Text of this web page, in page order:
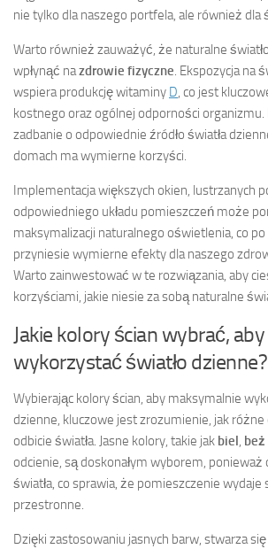
nie tylko dla naszego portfela, ale również dla
Warto również zauważyć, że naturalne
wpłynąć nazdrowie fizyczne. Ekspozycja na
wspiera produkcję witaminy D, co jest
kostnego oraz ogólnej odporności
zadbanie o odpowiednie źródło światła
domach ma wymierne korzyści.
Implementacja większych okien, lustrzanych
odpowiedniego układu pomieszczeń może
maksymalizacji naturalnego oświetlenia, co po
przyniesie wymierne efekty dla naszego
Warto zainwestować w te rozwiązania, aby
korzyściami, jakie niesie za sobą naturalne
Jakie kolory ścian wybrać,
wykorzystać światło dzienne?
Wybierając kolory ścian, aby maksymalnie
dzienne, kluczowe jest zrozumienie, jak różne
odbicie światła. Jasne kolory, takie jak biel , beż
odcienie, są doskonałym wyborem, ponieważ
światła, co sprawia, że pomieszczenie wydaje
przestronne.
Dzięki zastosowaniu jasnych barw, stwarza